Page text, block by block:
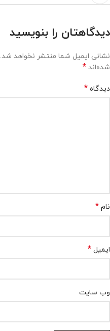
دیدگاهتان را بنویسید
نشانی ایمیل شما منتشر نخواهد شد.
شده‌اند *
دیدگاه *
نام *
ایمیل *
وب‌ سایت